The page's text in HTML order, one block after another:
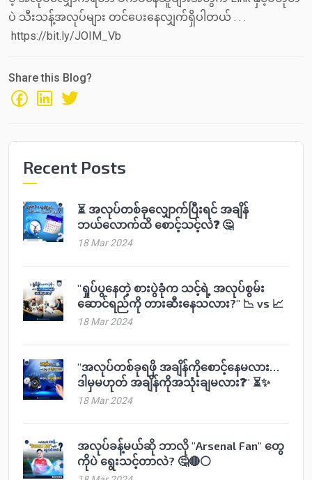
ပဲ သီးသန့်အလုပ်များ တင်ပေးနေလျှက်ရှိပါတယ် . . .
https://bit.ly/JOIM_Vb
Share this Blog?
Recent Posts
⏳ အလုပ်တစ်ခုလျှောက်ပြီးရင် အချိန်
ဘယ်လောက်ထိ စောင့်သင့်လဲ❓ 🤔
18 Mar 2024
"ရှုပ်ပွနေတဲ့ စားပွဲခုံက သင့်ရဲ့ အလုပ်စွမ်း
ဆောင်ရည်ကို တားဆီးနေသလား?" 📉 vs 📈
18 Mar 2024
"အလုပ်တစ်ခုရဖို အချိန်ကိုစောင့်နေမလား…
ဒါမှမဟုတ် အချိန်ကိုအသုံးချမလား❓" ⏳✨
18 Mar 2024
အလုပ်ခန့်မယ်ဆို ဘာလို "Arsenal Fan" တွေ
ကိုပဲ ရွေးသင့်တာလဲ? 🤔🔴⚪️